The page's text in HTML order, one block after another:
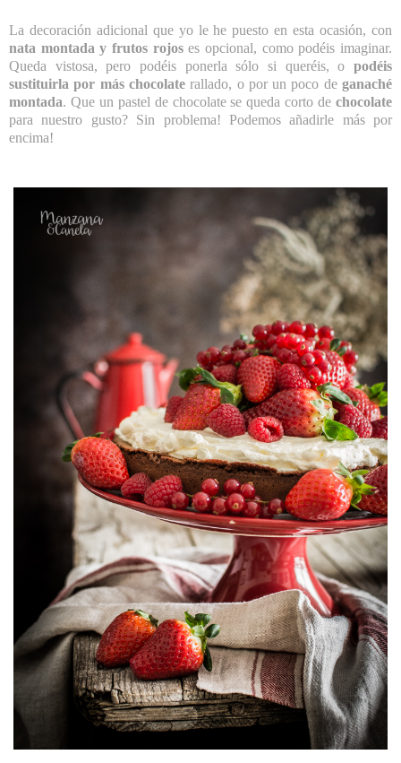
La decoración adicional que yo le he puesto en esta ocasión, con
nata montada y frutos rojoses opcional, como podéis imaginar.
Queda vistosa, pero podéis ponerla sólo si queréis, o podéis
sustituirla por más chocolaterallado, o por un poco deganaché
montada. Que un pastel de chocolate se queda corto de chocolate
para nuestro gusto? Sin problema! Podemos añadirle más por
encima!